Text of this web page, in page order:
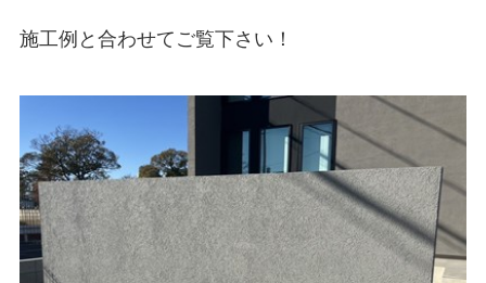
施工例と合わせてご覧下さい！